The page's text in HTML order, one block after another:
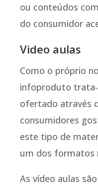
ou conteúdos
do consumidor
Video aulas
Como o próprio
infoproduto
ofertado através
consumidores
este tipo de
um dos formatos
As vídeo aulas